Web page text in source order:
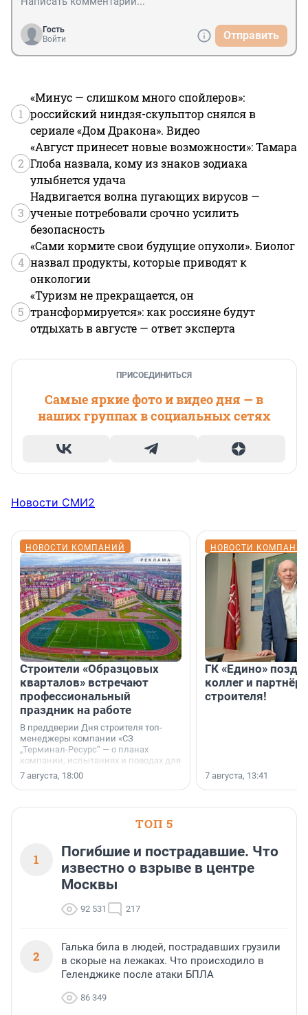
Гость
Войти
Отправить
1
«Минус — слишком много спойлеров»:
российский ниндзя-скульптор снялся в
сериале «Дом Дракона». Видео
2
«Август принесет новые возможности»: Тамара
Глоба назвала, кому из знаков зодиака
улыбнется удача
3
Надвигается волна пугающих вирусов —
ученые потребовали срочно усилить
безопасность
4
«Сами кормите свои будущие опухоли». Биолог
назвал продукты, которые приводят к
онкологии
5
«Туризм не прекращается, он
трансформируется»: как россияне будут
отдыхать в августе — ответ эксперта
ПРИСОЕДИНИТЬСЯ
Самые яркие фото и видео дня — в
наших группах в социальных сетях
Новости СМИ2
НОВОСТИ КОМПАНИЙ
Строители «Образцовых
кварталов» встречают
профессиональный
праздник на работе
В преддверии Дня строителя топ-
менеджеры компании «СЗ
„Терминал-Ресурс“ — о планах
компании, испытаниях и поводах для
осторожного оптимизма.
7 августа, 18:00
НОВОСТИ
ГК «Едино»
коллег и
строителя!
7 августа, 13:41
ТОП 5
1
Погибшие и пострадавшие. Что
известно о взрыве в центре
Москвы
92 531 217
2
Галька била в людей, пострадавших грузили
в скорые на лежаках. Что происходило в
Геленджике после атаки БПЛА
86 349